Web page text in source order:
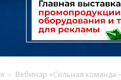
Вебинар «Сильная команда